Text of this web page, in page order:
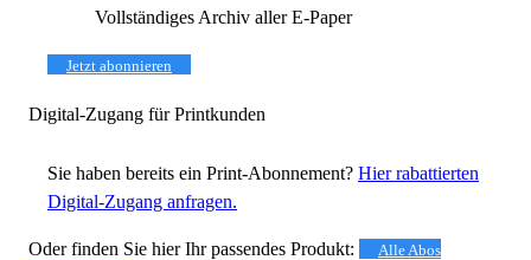
Vollständiges Archiv aller E-Paper
Jetzt abonnieren
Digital-Zugang für Printkunden
Sie haben bereits ein Print-Abonnement? Hier rabattierten
Digital-Zugang anfragen.
Oder finden Sie hier Ihr passendes Produkt:
Alle Abos